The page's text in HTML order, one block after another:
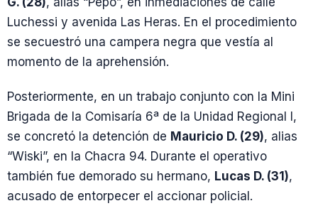
Luchessi y avenida Las Heras. En el procedimiento
se secuestró una campera negra que vestía al
momento de la aprehensión.
Posteriormente, en un trabajo conjunto con la Mini
Brigada de la Comisaría 6ª de la Unidad Regional I,
se concretó la detención de Mauricio D. (29), alias
“Wiski”, en la Chacra 94. Durante el operativo
también fue demorado su hermano, Lucas D. (31),
acusado de entorpecer el accionar policial.